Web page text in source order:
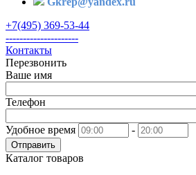
+7(495) 369-53-44
---------------------
Контакты
Перезвонить
Ваше имя
Телефон
Удобное время -
Отправить
Каталог товаров